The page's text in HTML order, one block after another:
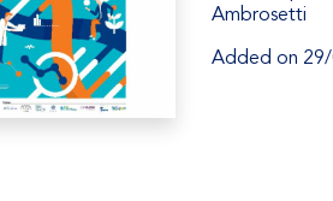
Ambrosetti
Added on